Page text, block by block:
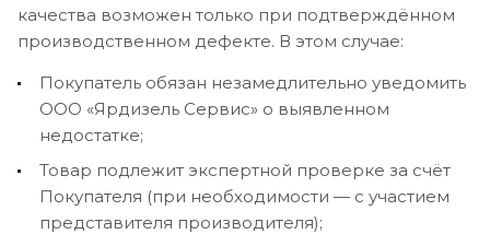
качества возможен только при подтверждённом
производственном дефекте. В этом случае:
Покупатель обязан незамедлительно уведомить
ООО «Ярдизель Сервис» о выявленном
недостатке;
Товар подлежит экспертной проверке за счёт
Покупателя (при необходимости — с участием
представителя производителя);